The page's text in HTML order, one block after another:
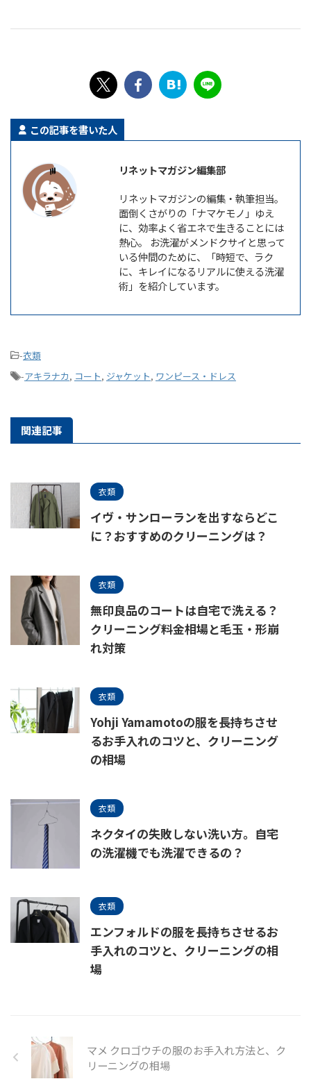
この記事を書いた人
リネットマガジン編集部
リネットマガジンの編集・執筆担当。
面倒くさがりの「ナマケモノ」ゆえ
に、効率よく省エネで生きることには
熱心。 お洗濯がメンドクサイと思って
いる仲間のために、「時短で、ラク
に、キレイになるリアルに使える洗濯
術」を紹介しています。
-衣類
-アキラナカ, コート, ジャケット, ワンピース・ドレス
関連記事
衣類
イヴ・サンローランを出すならどこ
に？おすすめのクリーニングは？
衣類
無印良品のコートは自宅で洗える？
クリーニング料金相場と毛玉・形崩
れ対策
衣類
Yohji Yamamotoの服を長持ちさせ
るお手入れのコツと、クリーニング
の相場
衣類
ネクタイの失敗しない洗い方。自宅
の洗濯機でも洗濯できるの？
衣類
エンフォルドの服を長持ちさせるお
手入れのコツと、クリーニングの相
場
マメ クロゴウチの服のお手入れ方法と、ク
リーニングの相場